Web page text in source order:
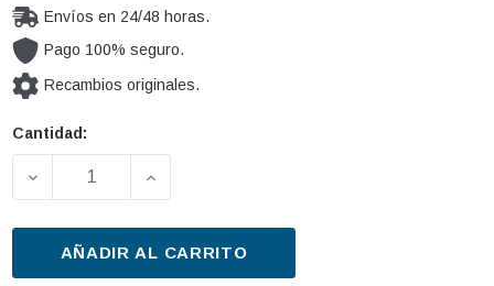
Envíos en 24/48 horas.
Pago 100% seguro.
Recambios originales.
Cantidad
Cantidad:
DISMINUIR LA CANTIDAD DE FILTRO DE ACEITE
AUMENTAR LA CANTIDAD DE FILTRO
AÑADIR AL CARRITO